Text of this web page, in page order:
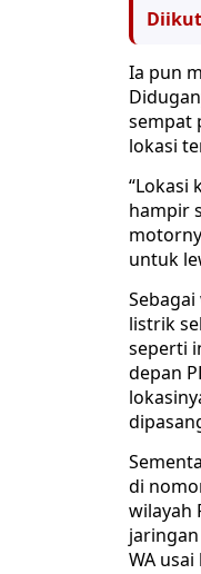
Ia pun
sempat
lokasi
“Lokasi
hampir
untuk
listrik
seperti
depan
di
wilayah
WA